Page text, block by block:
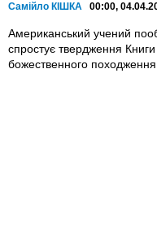
Самійло КІШКА 00:00,
Американський учений
спростує твердження
божественного